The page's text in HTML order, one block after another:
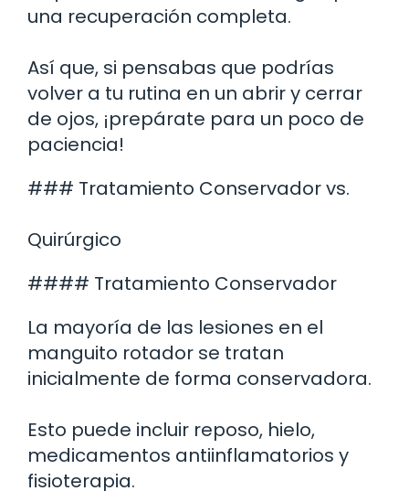
una recuperación completa.
Así que, si pensabas que podrías
volver a tu rutina en un abrir y cerrar
de ojos, ¡prepárate para un poco de
paciencia!
### Tratamiento Conservador vs.
Quirúrgico
#### Tratamiento Conservador
La mayoría de las lesiones en el
manguito rotador se tratan
inicialmente de forma conservadora.
Esto puede incluir reposo, hielo,
medicamentos antiinflamatorios y
fisioterapia.